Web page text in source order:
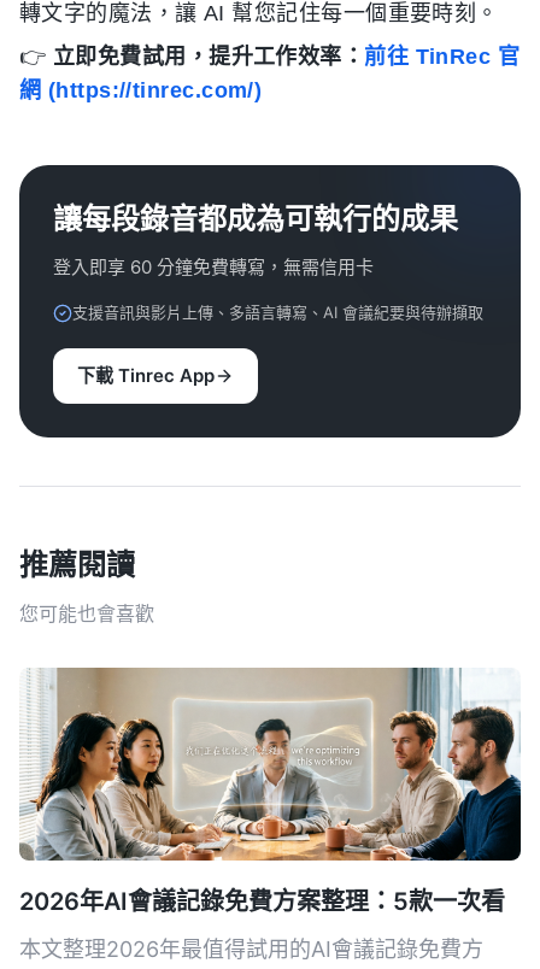
轉文字的魔法，讓 AI 幫您記住每一個重要時刻。
👉 立即免費試用，提升工作效率： 前往 TinRec 官
網 (https://tinrec.com/)
讓每段錄音都成為可執行的成果
登入即享 60 分鐘免費轉寫，無需信用卡
支援音訊與影片上傳、多語言轉寫、AI 會議紀要與待辦擷取
下載 Tinrec App
推薦閱讀
您可能也會喜歡
2026年AI會議記錄免費方案整理：5款一次看
本文整理2026年最值得試用的AI會議記錄免費方